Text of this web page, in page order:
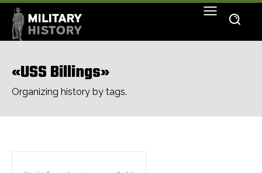
«USS Billings»
Organizing history by tags.